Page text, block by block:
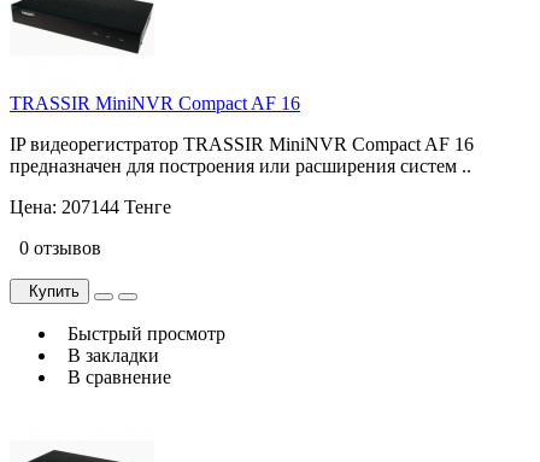
TRASSIR MiniNVR Compact AF 16
IP видеорегистратор TRASSIR MiniNVR Compact AF 16
предназначен для построения или расширения систем ..
Цена: 207144 Тенге
0 отзывов
Купить
Быстрый просмотр
В закладки
В сравнение